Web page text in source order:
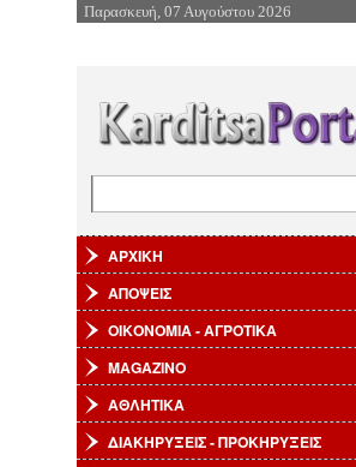
Επιστροφή στην Πλοήγηση
Παρασκευή, 07 Αυγούστου 2026
ΑΡΧΙΚΗ
ΑΠΟΨΕΙΣ
ΟΙΚΟΝΟΜΙΑ - ΑΓΡΟΤΙΚΑ
MAGAZINO
ΑΘΛΗΤΙΚΑ
ΔΙΑΚΗΡΥΞΕΙΣ - ΠΡΟΚΗΡΥΞΕΙΣ